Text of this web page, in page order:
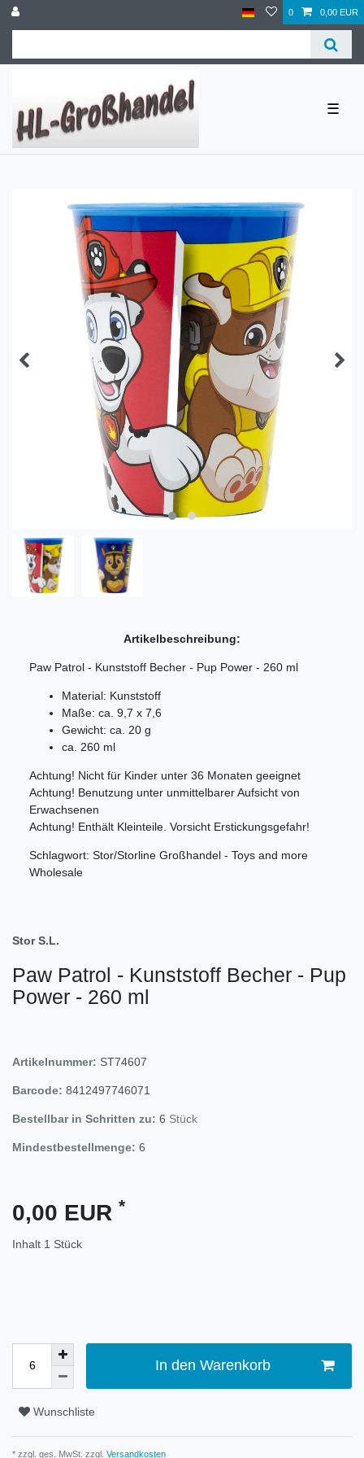
0 0,00 EUR
☰
Artikelbeschreibung:
Paw Patrol - Kunststoff Becher - Pup Power - 260 ml
Material: Kunststoff
Maße: ca. 9,7 x 7,6
Gewicht: ca. 20 g
ca. 260 ml
Achtung! Nicht für Kinder unter 36 Monaten geeignet
Achtung! Benutzung unter unmittelbarer Aufsicht von
Erwachsenen
Achtung! Enthält Kleinteile. Vorsicht Erstickungsgefahr!
Schlagwort: Stor/Storline Großhandel - Toys and more
Wholesale
Stor S.L.
Paw Patrol - Kunststoff Becher - Pup
Power - 260 ml
Artikelnummer: ST74607
Barcode: 8412497746071
Bestellbar in Schritten zu: 6 Stück
Mindestbestellmenge: 6
0,00 EUR *
Inhalt 1 Stück
In den Warenkorb
Wunschliste
* zzgl. ges. MwSt. zzgl. Versandkosten